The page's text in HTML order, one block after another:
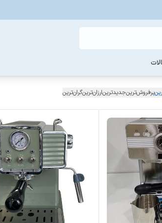
پرفروش‌ترینجدیدترینارزان‌ترینگران‌ترین